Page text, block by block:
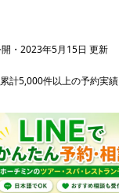
・ 2023年5月15日 更新
累計5,000件以上の予約実績